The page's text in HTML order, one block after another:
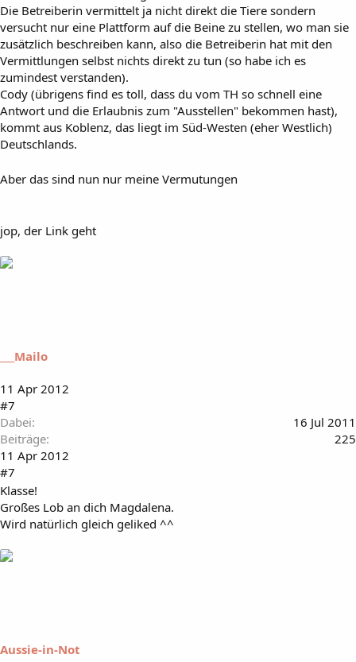
Die Betreiberin vermittelt ja nicht direkt die Tiere sondern
versucht nur eine Plattform auf die Beine zu stellen, wo man sie
zusätzlich beschreiben kann, also die Betreiberin hat mit den
Vermittlungen selbst nichts direkt zu tun (so habe ich es
zumindest verstanden).
Cody (übrigens find es toll, dass du vom TH so schnell eine
Antwort und die Erlaubnis zum "Ausstellen" bekommen hast),
kommt aus Koblenz, das liegt im Süd-Westen (eher Westlich)
Deutschlands.
Aber das sind nun nur meine Vermutungen
jop, der Link geht
___Mailo
11 Apr 2012
#7
Dabei
16 Jul 2011
Beiträge
225
11 Apr 2012
#7
Klasse!
Großes Lob an dich Magdalena.
Wird natürlich gleich geliked ^^
Aussie-in-Not